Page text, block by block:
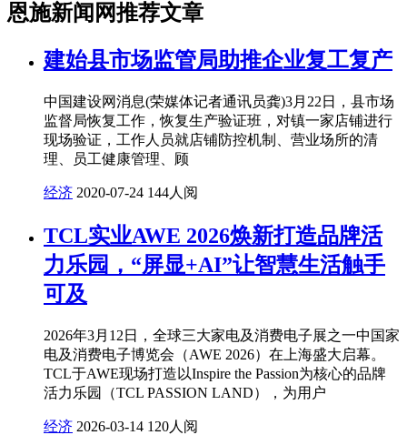
恩施新闻网推荐文章
建始县市场监管局助推企业复工复产
中国建设网消息(荣媒体记者通讯员龚)3月22日，县市场
监督局恢复工作，恢复生产验证班，对镇一家店铺进行
现场验证，工作人员就店铺防控机制、营业场所的清
理、员工健康管理、顾
经济 2020-07-24 144人阅
TCL实业AWE 2026焕新打造品牌活
力乐园，“屏显+AI”让智慧生活触手
可及
2026年3月12日，全球三大家电及消费电子展之一中国家
电及消费电子博览会（AWE 2026）在上海盛大启幕。
TCL于AWE现场打造以Inspire the Passion为核心的品牌
活力乐园（TCL PASSION LAND），为用户
经济 2026-03-14 120人阅